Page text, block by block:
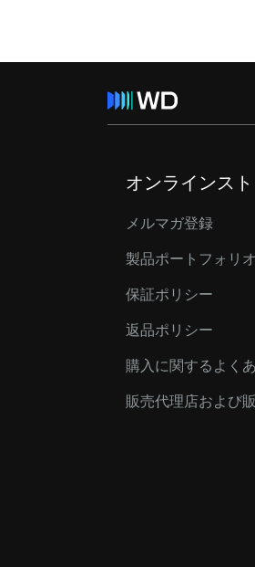
オンラインス
メルマガ登録
製品ポートフォリオ
保証ポリシー
返品ポリシー
購入に関するよく
販売代理店および